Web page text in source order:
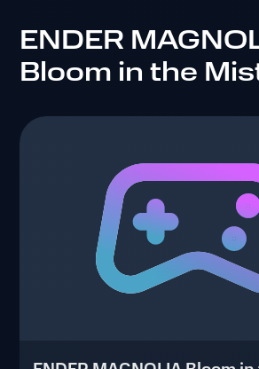
ENDER
Bloom in the